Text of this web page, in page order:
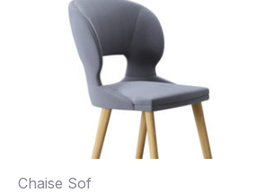
Chaise Sof